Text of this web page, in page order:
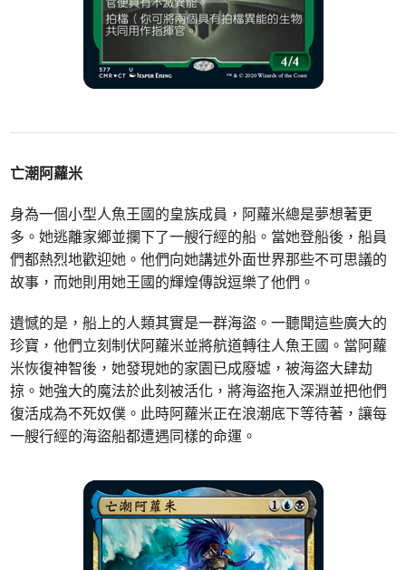
亡潮阿蘿米
身為一個小型人魚王國的皇族成員，阿蘿米總是夢想著更
多。她逃離家鄉並攔下了一艘行經的船。當她登船後，船員
們都熱烈地歡迎她。他們向她講述外面世界那些不可思議的
故事，而她則用她王國的輝煌傳說逗樂了他們。
遺憾的是，船上的人類其實是一群海盜。一聽聞這些廣大的
珍寶，他們立刻制伏阿蘿米並將航道轉往人魚王國。當阿蘿
米恢復神智後，她發現她的家園已成廢墟，被海盜大肆劫
掠。她強大的魔法於此刻被活化，將海盜拖入深淵並把他們
復活成為不死奴僕。此時阿蘿米正在浪潮底下等待著，讓每
一艘行經的海盜船都遭遇同樣的命運。